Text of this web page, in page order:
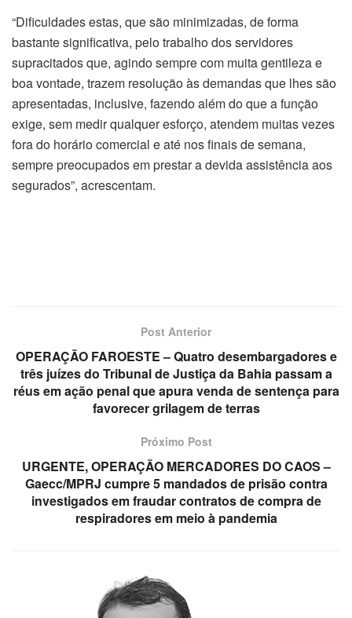
“Dificuldades estas, que são minimizadas, de forma
bastante significativa, pelo trabalho dos servidores
supracitados que, agindo sempre com muita gentileza e
boa vontade, trazem resolução às demandas que lhes são
apresentadas, inclusive, fazendo além do que a função
exige, sem medir qualquer esforço, atendem muitas vezes
fora do horário comercial e até nos finais de semana,
sempre preocupados em prestar a devida assistência aos
segurados”, acrescentam.
Post Anterior
OPERAÇÃO FAROESTE – Quatro desembargadores e
três juízes do Tribunal de Justiça da Bahia passam a
réus em ação penal que apura venda de sentença para
favorecer grilagem de terras
Próximo Post
URGENTE, OPERAÇÃO MERCADORES DO CAOS –
Gaecc/MPRJ cumpre 5 mandados de prisão contra
investigados em fraudar contratos de compra de
respiradores em meio à pandemia